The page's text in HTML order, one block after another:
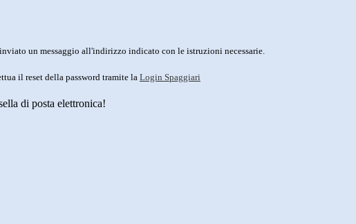
un messaggio all'indirizzo indicato con le istruzioni necessarie.
il reset della password tramite la Login Spaggiari
di posta elettronica!